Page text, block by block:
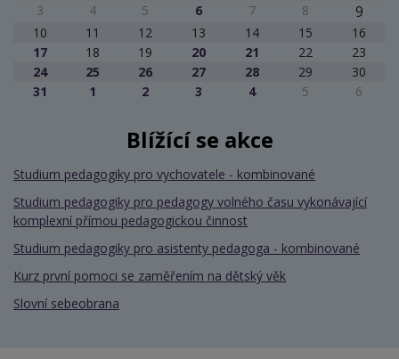
3
4 5 6 7 8 9
10 11 12 13 14 15
16
17
18 19 20 21 22
23
24
25 26 27 28 29
30
31
1 2 3 4 5 6
Blížící se akce
Studium pedagogiky pro vychovatele - kombinované
Studium pedagogiky pro pedagogy volného času vykonávající
komplexní přímou pedagogickou činnost
Studium pedagogiky pro asistenty pedagoga - kombinované
Kurz první pomoci se zaměřením na dětský věk
Slovní sebeobrana